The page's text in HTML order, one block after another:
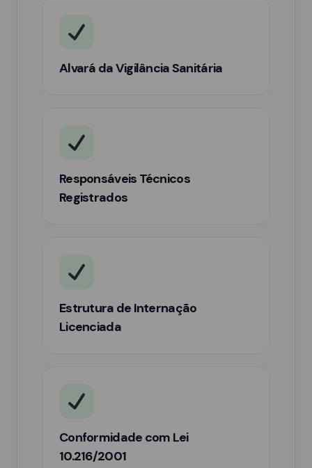
Alvará da Vigilância Sanitária
Responsáveis Técnicos
Registrados
Estrutura de Internação
Licenciada
Conformidade com Lei
10.216/2001